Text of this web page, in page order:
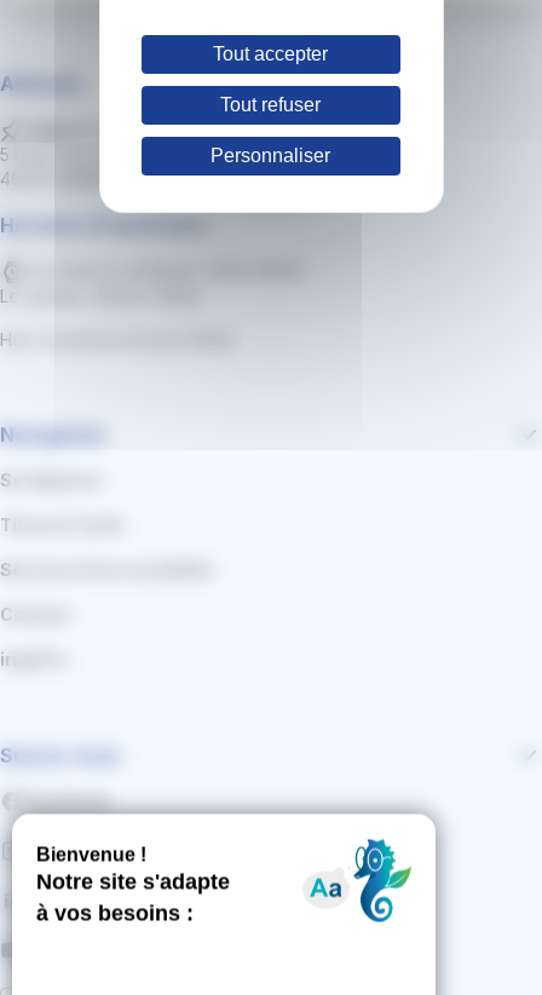
Adresse
Agence clientèle irigo
5 Place de Lorraine
49000 ANGERS
Horaires d'ouverture
Le samedi : 8h30 à 13h30
Hors vacances et jours fériés
Navigation
Se déplacer
Titres & Tarifs
Services & Accessibilité
Contact
irigoPro
Suivez-nous
Facebook
Instagram
LinkedIn
Tout accepter
Tout refuser
Personnaliser